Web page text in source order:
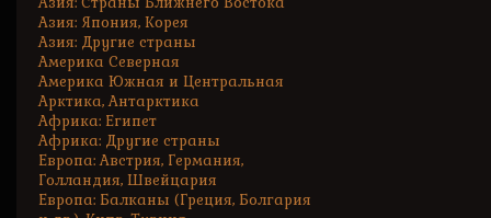
Азия: Япония, Корея
Азия: Другие страны
Америка Северная
Америка Южная и Центральная
Арктика, Антарктика
Африка: Египет
Африка: Другие страны
Европа: Австрия, Германия,
Голландия, Швейцария
Европа: Балканы (Греция, Болгария